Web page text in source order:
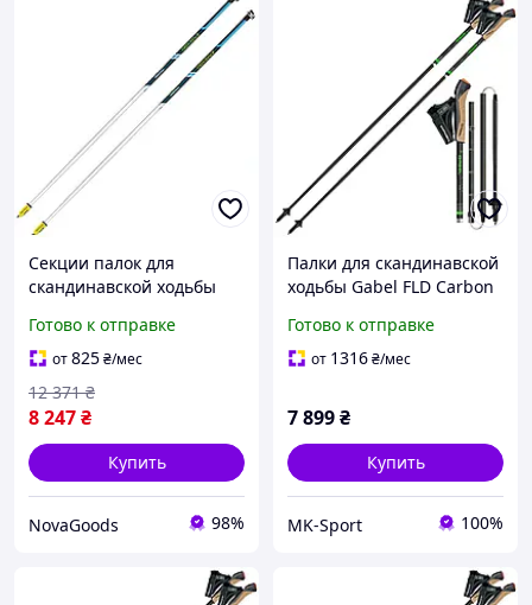
Секции палок для
скандинавской ходьбы
115 см 2 шт синий Vipole
GN-1108
Готово к отправке
от825₴/мес
8 247₴
12 371 ₴
Купить
NovaGoods 98%
Палки для скандинавской
ходьбы Gabel FLD Carbon
Готово к отправке
от 1316₴/мес
7 899₴
Купить
MK-Sport 100%